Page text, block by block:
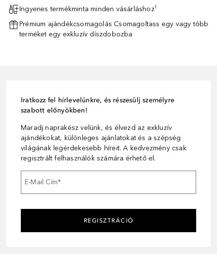
Ingyenes termékminta minden vásárláshoz¹
Prémium ajándékcsomagolás Csomagoltass egy vagy több
terméket egy exkluzív díszdobozba
Iratkozz fel hírlevelünkre, és részesülj személyre
szabott előnyökben!
Maradj naprakész velünk, és élvezd az exkluzív
ajándékokat, különleges ajánlatokat és a szépség
világának legérdekesebb híreit. A kedvezmény csak
regisztrált felhasználók számára érhető el.
E-Mail Cím*
REGISZTRÁCIÓ